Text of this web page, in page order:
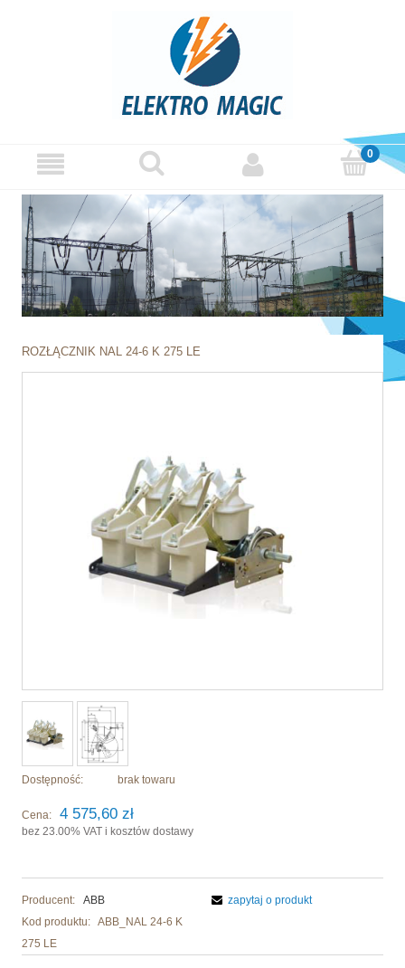
ROZŁĄCZNIK NAL 24-6 K 275 LE
Dostępność: brak towaru
Cena: 4 575,60 zł
bez 23.00% VAT i kosztów dostawy
Producent:
ABB
Kod produktu: ABB_NAL 24-6 K
275 LE
zapytaj o produkt